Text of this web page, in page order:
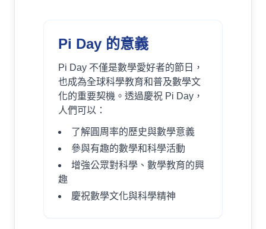
Pi Day 的意義
Pi Day 不僅是數學愛好者的節日，
也成為全球科學教育和普及數學文
化的重要契機。透過慶祝 Pi Day，
人們可以：
了解圓周率的歷史與數學意義
參與有趣的數學和科學活動
增強公眾對科學、數學教育的興
趣
慶祝數學文化與科學精神